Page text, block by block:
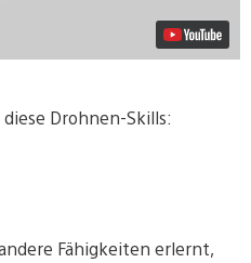
Drohnen-Skills:
Fähigkeiten erlernt,